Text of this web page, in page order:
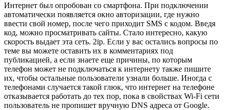
Интернет был опробован со смартфона. При подключении
автоматически появляется окно авторизации, где нужно
ввести свой номер, после чего приходит SMS с кодом. Введя
код, можно просматривать сайты. Стало интересно, какую
скорость выдает эта сеть. 2ip. Если у вас остались вопросы по
теме вы можете оставить их в комментариях под
публикацией, а если знаете еще причины, по которым
телефон может не подключаться к интернету также пишите
их, чтобы остальные пользователи узнали больше. Иногда с
телефонами случается такой глюк, что интернет на телефоне
отказывается работать до тех пор, пока в свойствах Wi-Fi сети
пользователь не пропишет вручную DNS адреса от Google.